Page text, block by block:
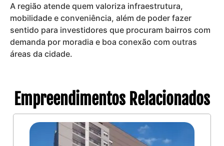
A região atende quem valoriza infraestrutura,
mobilidade e conveniência, além de poder fazer
sentido para investidores que procuram bairros com
demanda por moradia e boa conexão com outras
áreas da cidade.
Empreendimentos Relacionados